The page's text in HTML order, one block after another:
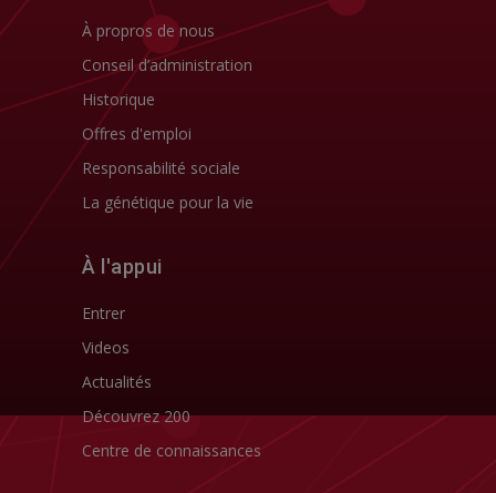
À propros de nous
Conseil d’administration
Historique
Offres d'emploi
Responsabilité sociale
La génétique pour la vie
À l'appui
Entrer
Videos
Actualités
Découvrez 200
Centre de connaissances